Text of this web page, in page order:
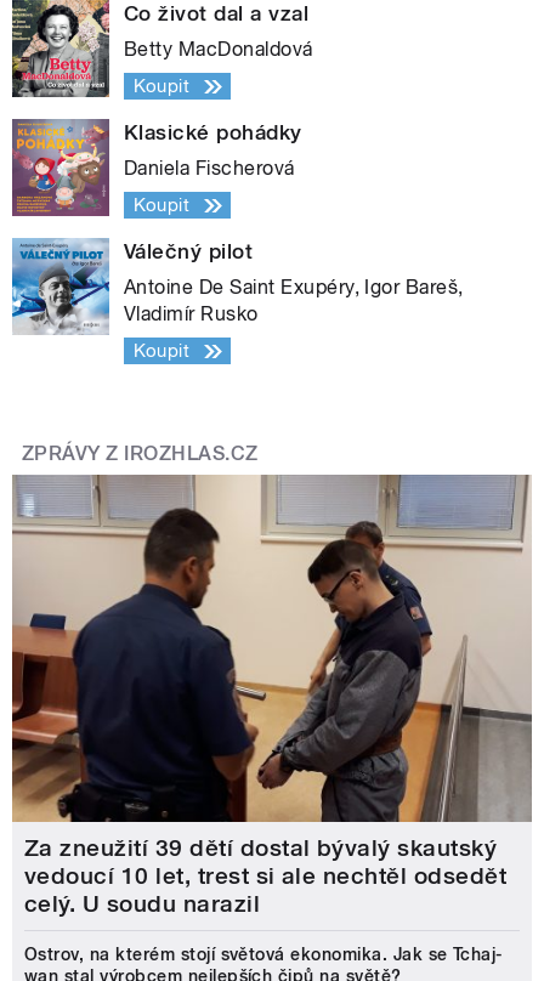
Co život dal a vzal
Betty MacDonaldová
Koupit
Klasické pohádky
Daniela Fischerová
Koupit
Válečný pilot
Antoine De Saint Exupéry, Igor Bareš,
Vladimír Rusko
Koupit
ZPRÁVY Z IROZHLAS.CZ
Za zneužití 39 dětí dostal bývalý skautský
vedoucí 10 let, trest si ale nechtěl odsedět
celý. U soudu narazil
Ostrov, na kterém stojí světová ekonomika. Jak se Tchaj-
wan stal výrobcem nejlepších čipů na světě?